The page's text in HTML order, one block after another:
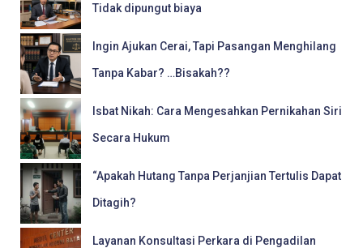
Tidak dipungut biaya
Ingin Ajukan Cerai, Tapi Pasangan Menghilang
Tanpa Kabar? …Bisakah??
Isbat Nikah: Cara Mengesahkan Pernikahan Siri
Secara Hukum
“Apakah Hutang Tanpa Perjanjian Tertulis Dapat
Ditagih?
Layanan Konsultasi Perkara di Pengadilan